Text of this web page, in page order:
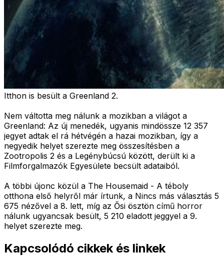
Itthon is besült a Greenland 2.
Nem váltotta meg nálunk a mozikban a világot a
Greenland: Az új menedék, ugyanis mindössze 12 357
jegyet adtak el rá hétvégén a hazai mozikban, így a
negyedik helyet szerezte meg összesítésben a
Zootropolis 2 és a Legénybúcsú között, derült ki a
Filmforgalmazók Egyesülete becsült adataiból.
A többi újonc közül a The Housemaid - A téboly
otthona első helyről már írtunk, a Nincs más választás 5
675 nézővel a 8. lett, míg az Ősi ösztön című horror
nálunk ugyancsak besült, 5 210 eladott jeggyel a 9.
helyet szerezte meg.
Kapcsolódó cikkek és linkek